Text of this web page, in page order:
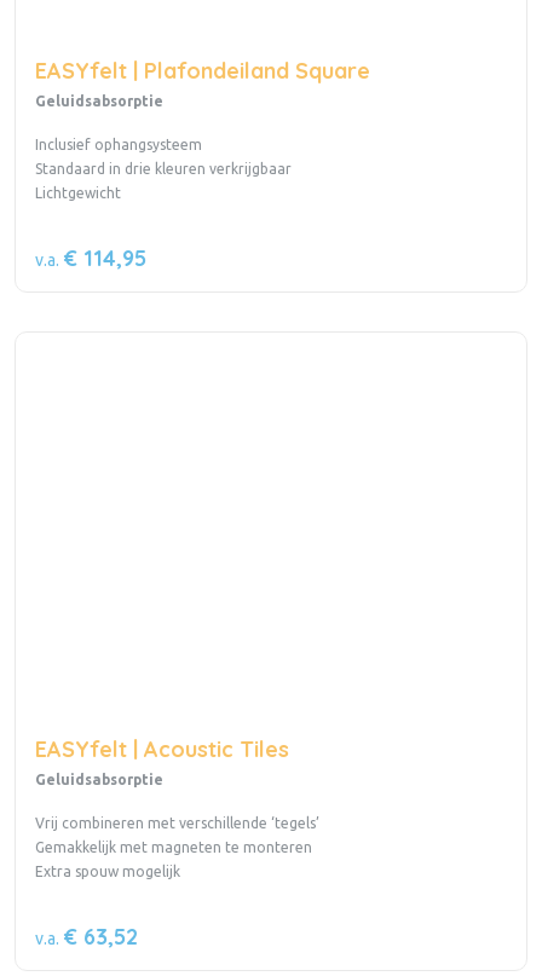
EASYfelt | Plafondeiland Square
Geluidsabsorptie
Inclusief ophangsysteem
Standaard in drie kleuren verkrijgbaar
Lichtgewicht
v.a. € 114,95
EASYfelt | Acoustic Tiles
Geluidsabsorptie
Vrij combineren met verschillende ‘tegels’
Gemakkelijk met magneten te monteren
Extra spouw mogelijk
v.a. € 63,52